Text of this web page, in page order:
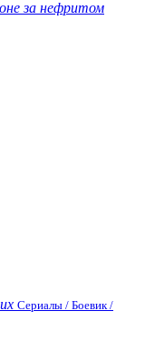
за нефритом
Сериалы / Боевик /